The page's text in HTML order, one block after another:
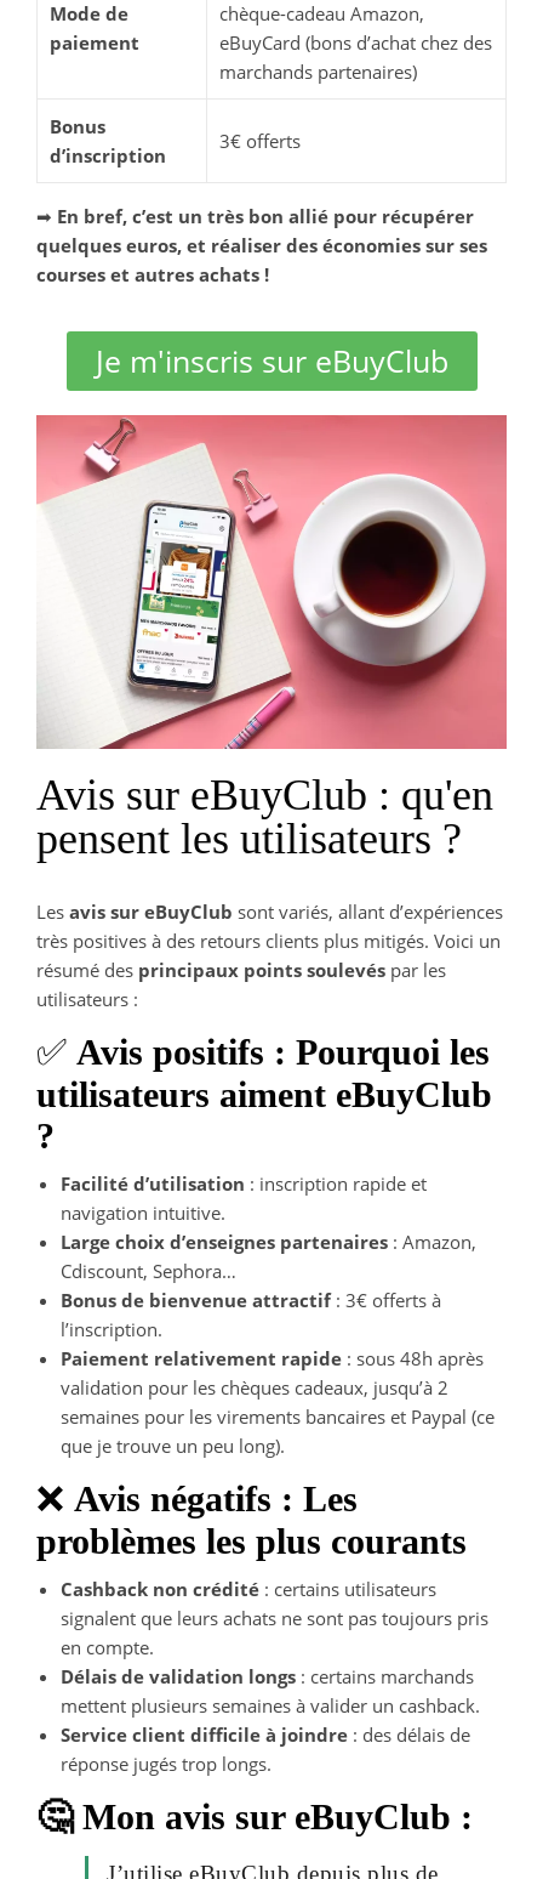
Mode de
paiement
chèque-cadeau Amazon,
eBuyCard (bons d’achat chez des
marchands partenaires)
Bonus
d’inscription
3€ offerts
➡ En bref, c’est un très bon allié pour récupérer
quelques euros, et réaliser des économies sur ses
courses et autres achats !
Je m'inscris sur eBuyClub
Avis sur eBuyClub : qu'en
pensent les utilisateurs ?
Les avis sur eBuyClub sont variés, allant d’expériences
très positives à des retours clients plus mitigés. Voici un
résumé des principaux points soulevés par les
utilisateurs :
✅ Avis positifs : Pourquoi les
utilisateurs aiment eBuyClub
?
Facilité d’utilisation : inscription rapide et
navigation intuitive.
Large choix d’enseignes partenaires : Amazon,
Cdiscount, Sephora…
Bonus de bienvenue attractif: 3€ offerts à
l’inscription.
Paiement relativement rapide : sous 48h après
validation pour les chèques cadeaux, jusqu’à 2
semaines pour les virements bancaires et Paypal (ce
que je trouve un peu long).
❌ Avis négatifs : Les
problèmes les plus courants
Cashback non crédité : certains utilisateurs
signalent que leurs achats ne sont pas toujours pris
en compte.
Délais de validation longs : certains marchands
mettent plusieurs semaines à valider un cashback.
Service client difficile à joindre : des délais de
réponse jugés trop longs.
🤔 Mon avis sur eBuyClub :
J’utilise eBuyClub depuis plus de